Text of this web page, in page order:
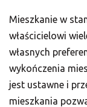
Mieszkanie w
właścicielowi
własnych
wykończenia
jest ustawne i
mieszkania